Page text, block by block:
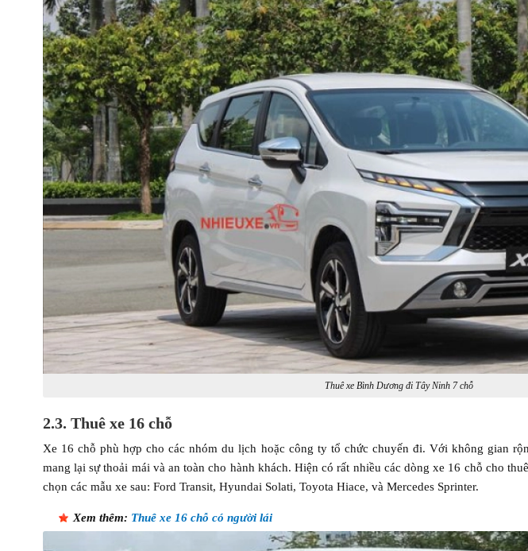
Thuê xe Bình Dương đi Tây Ninh 7 chỗ
2.3. Thuê xe 16 chỗ
Xe 16 chỗ phù hợp cho các nhóm du lịch hoặc công ty tổ chức chuyến đi. Với không gian
mang lại sự thoải mái và an toàn cho hành khách. Hiện có rất nhiều các dòng xe 16 chỗ cho
chọn các mẫu xe sau: Ford Transit, Hyundai Solati, Toyota Hiace, và Mercedes Sprinter.
Xem thêm: Thuê xe 16 chỗ có người lái